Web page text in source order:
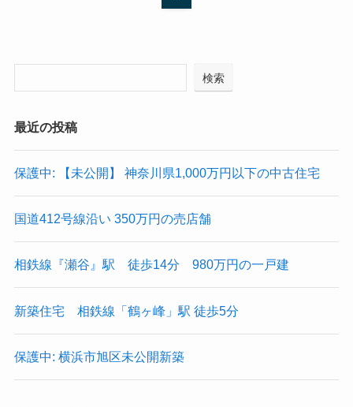
検索
最近の投稿
保護中: 【未公開】 神奈川県1,000万円以下の中古住宅
国道412号線沿い 350万円の売店舗
相鉄線『瀬谷』駅 徒歩14分 980万円の一戸建
新築住宅 相鉄線「鶴ヶ峰」駅 徒歩5分
保護中: 横浜市旭区未公開新築